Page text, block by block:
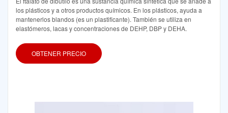
los plásticos y a otros productos químicos. En los plásticos, ayuda a
mantenerlos blandos (es un plastificante). También se utiliza en
elastómeros, lacas y concentraciones de DEHP, DBP y DEHA.
OBTENER PRECIO